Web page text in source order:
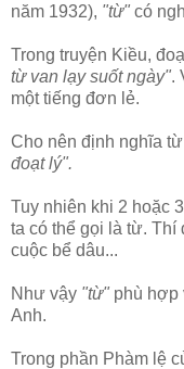
năm 1932), "từ" có
Trong truyện Kiều,
từ van lạy suốt ngày".
một tiếng đơn lẻ.
Cho nên định nghĩa
đoạt lý".
Tuy nhiên khi 2 hoặc
ta có thể gọi là từ. Thí
cuộc bể dâu...
Như vậy "từ" phù hợp
Anh.
Trong phần Phàm lệ